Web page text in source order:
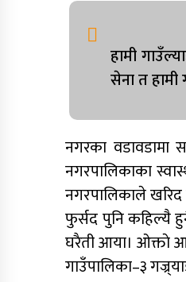
हामी
सेना त
नगरका वडावडामा
नगरपालिकाका
नगरपालिकाले खरिद
फुर्सद पुनि कहिल्यै
घरैती आया। ओक्ताे
गाउँपालिका–३